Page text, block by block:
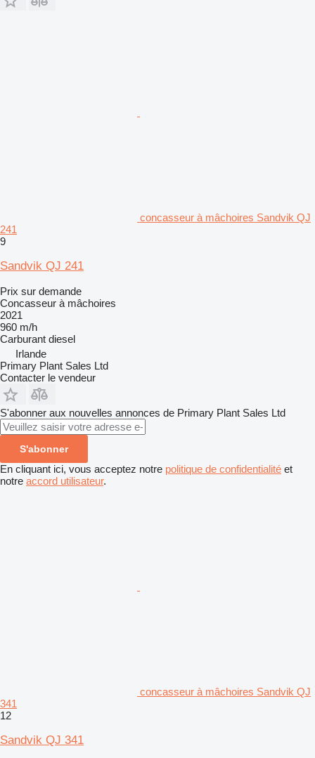
concasseur à mâchoires Sandvik QJ
241
9
Sandvik QJ 241
Prix sur demande
Concasseur à mâchoires
2021
960 m/h
Carburant diesel
Irlande
Primary Plant Sales Ltd
Contacter le vendeur
S'abonner aux nouvelles annonces de Primary Plant Sales Ltd
S'abonner
En cliquant ici, vous acceptez notre politique de confidentialité et
notre accord utilisateur.
concasseur à mâchoires Sandvik QJ
341
12
Sandvik QJ 341